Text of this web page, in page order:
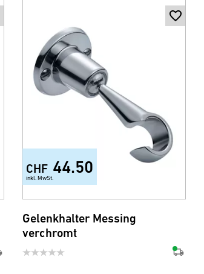
CHF 44.50
inkl. MwSt.
Gelenkhalter Messing
verchromt